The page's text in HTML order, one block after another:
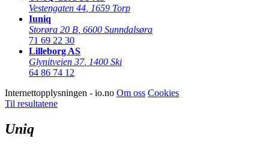
Vestengaten 44 1659 Torp
Iuniq
Storøra 20 B 6600 Sunndalsøra
71 69 22 30
Lilleborg AS
Glynitveien 37, 1400 Ski
64 86 74 12
Internettopplysningen - io.no Om oss Cookies
Til resultatene
Uniq